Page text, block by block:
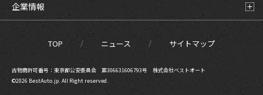
企業情報
TOP ニュース サイトマップ
古物商許可番号：東京都公安委員会 第306631606793号 株式会社ベストオート
©2026 BestAuto.jp. All Right reserved.